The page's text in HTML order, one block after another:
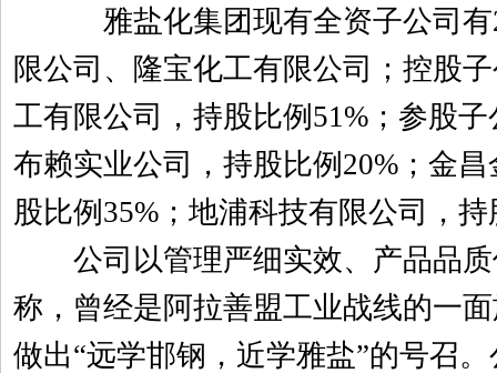
雅盐化集团现有全资子公司有2
限公司、隆宝化工有限公司；控股
工有限公司，持股比例51%；参股
布赖实业公司，持股比例20%；金
股比例35%；地浦科技有限公司，持
公司以管理严细实效、产品品质
称，曾经是阿拉善盟工业战线的一
做出“远学邯钢，近学雅盐”的号召